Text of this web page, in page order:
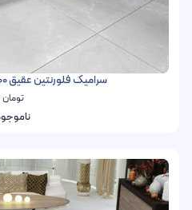
سرامیک فلورنتین عقیق 100 در 100 پرسلان مات
تومان
ناموجود